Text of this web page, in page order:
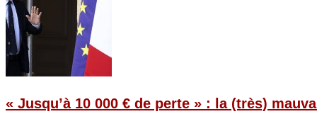
« Jusqu’à 10 000 € de perte » : la (très)